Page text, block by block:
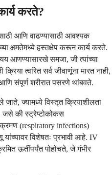
करते?
आणि वाढण्यासाठी आवश्यक
क्षमतेमध्ये हस्तक्षेप करून कार्य करते.
आणण्यासारखे समजा, जी त्यांच्या
त्वरित सर्व जीवाणूंना मारत नाही,
संपूर्ण शरीरात पसरणे थांबवते.
ज्यामध्ये विस्तृत क्रियाशीलता
जसे की स्ट्रेप्टोकोकस
(respiratory infections)
यांच्यावर विशेषतः प्रभावी आहे. IV
ऊतींपर्यंत पोहोचते, जे गंभीर